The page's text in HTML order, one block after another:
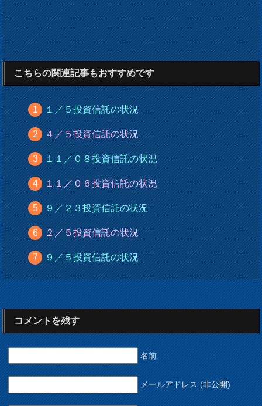
こちらの関連記事もおすすめです
１／５投資信託の状況
４／５投資信託の状況
１１／０８投資信託の状況
１１／０６投資信託の状況
９／２３投資信託の状況
２／５投資信託の状況
９／５投資信託の状況
コメントを残す
名前
メールアドレス (非公開)